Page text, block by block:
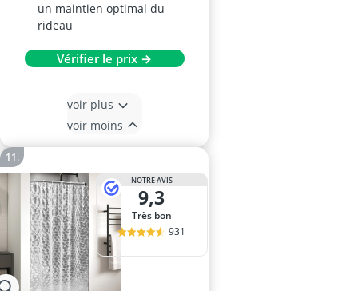
un maintien optimal du
rideau
Vérifier le prix →
voir plus
voir moins
NOTRE AVIS
9,3
Très bon
931